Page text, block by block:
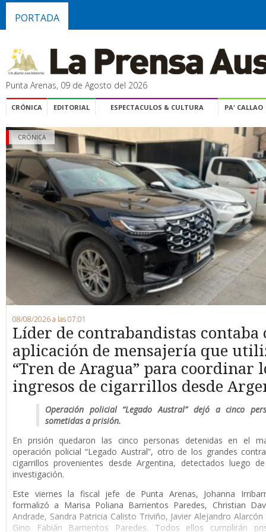
PORTADA
Punta Arenas, 09 de Agosto del 2026
CRÓNICA EDITORIAL ESPECTACULOS & CULTURA PA' CALLAO
CRÓNICA
08/08/2026 a las 07:01
Líder de contrabandistas contaba
aplicación de mensajería que
“Tren de Aragua” para coordinar
ingresos de cigarrillos desde
Operación policial “Legado Austral” dejó a cinco
sometidas a prisión.
En prisión quedaron las cinco personas detenidas en el
operación policial “Legado Austral”, otro de los grandes
cigarrillos provenientes desde Argentina, detectados luego
investigación.
Este viernes la fiscal jefe de Punta Arenas, Johanna
formalizó a Marisa Poliana Barrientos Paredes, Christian
Andrade, Sandra Patricia Calisto Triviño, Javier Alejandro Alarcón
Gino Fabián Barrientos Paredes. Todos ellos cumplirán